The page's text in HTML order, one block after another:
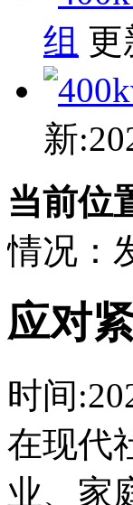
组 更
新
当前位
情况：
应对
时间:
在现代
业、家